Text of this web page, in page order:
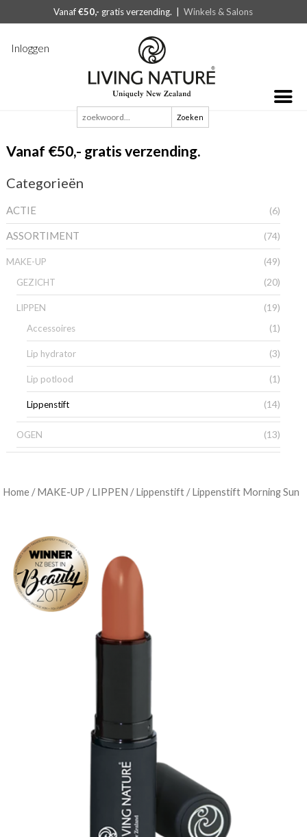
Vanaf€50,- gratis verzending. |Winkels & Salons
Inloggen
Zoeken
naar:
Vanaf €50,- gratis verzending.
Categorieën
ACTIE (6)
ASSORTIMENT (74)
MAKE-UP (49)
GEZICHT (20)
LIPPEN (19)
Accessoires (1)
Lip hydrator (3)
Lip potlood (1)
Lippenstift (14)
OGEN (13)
Home /MAKE-UP /LIPPEN /Lippenstift / Lippenstift Morning Sun